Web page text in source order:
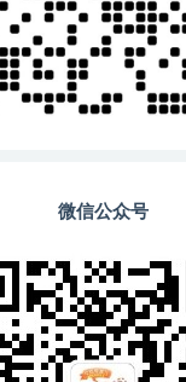
微信公众号